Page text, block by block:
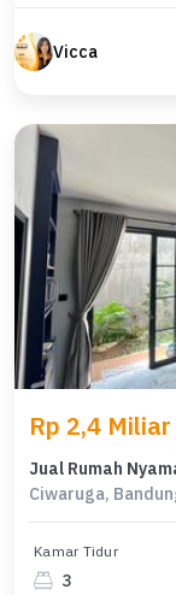
Vicca
Rp 2,4 Miliar
Jual Rumah
Ciwaruga,
Kamar Tidur
3